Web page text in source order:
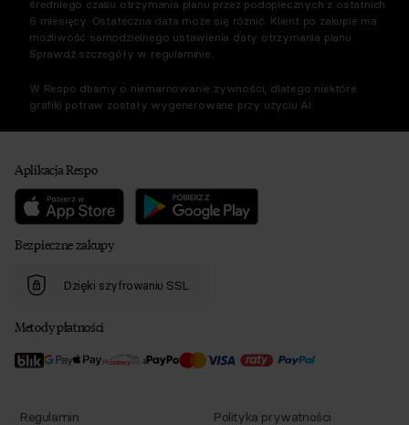
średniego czasu otrzymania planu przez podopiecznych z ostatnich
6 miesięcy. Ostateczna data może się różnić. Klient po zakupie ma
możliwość samodzielnego ustawienia daty otrzymania planu.
Sprawdź szczegóły w regulaminie.
W Respo dbamy o niemarnowanie żywności, dlatego niektóre
grafiki potraw zostały wygenerowane przy użyciu AI.
Aplikacja Respo
Bezpieczne zakupy
Dzięki szyfrowaniu SSL
Metody płatności
Regulamin Polityka prywatności